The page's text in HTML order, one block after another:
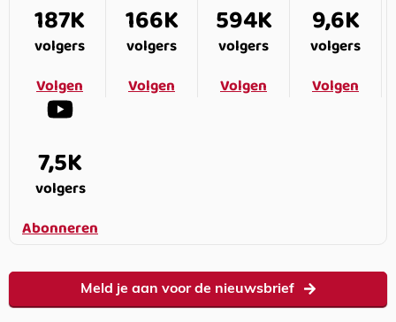
187K
volgers
Volgen
166K
volgers
Volgen
594K
volgers
Volgen
9,6K
volgers
Volgen
7,5K
volgers
Abonneren
Meld je aan voor de nieuwsbrief